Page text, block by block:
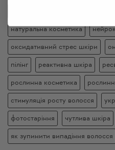
натуральна косметика
оксидативний стрес шкіри
пілінг реактивна шкіра
рослинна косметика
стимуляція росту волосся
фотостаріння чутлива шкіра
як зупинити випадіння волосся